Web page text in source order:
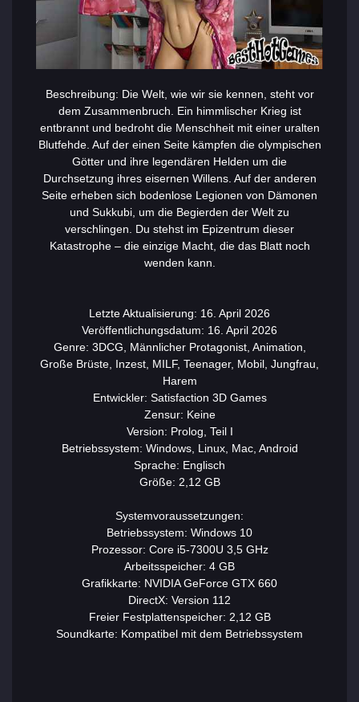
Beschreibung: Die Welt, wie wir sie kennen, steht vor
dem Zusammenbruch. Ein himmlischer Krieg ist
entbrannt und bedroht die Menschheit mit einer uralten
Blutfehde. Auf der einen Seite kämpfen die olympischen
Götter und ihre legendären Helden um die
Durchsetzung ihres eisernen Willens. Auf der anderen
Seite erheben sich bodenlose Legionen von Dämonen
und Sukkubi, um die Begierden der Welt zu
verschlingen. Du stehst im Epizentrum dieser
Katastrophe – die einzige Macht, die das Blatt noch
wenden kann.
Letzte Aktualisierung: 16. April 2026
Veröffentlichungsdatum: 16. April 2026
Genre: 3DCG, Männlicher Protagonist, Animation,
Große Brüste, Inzest, MILF, Teenager, Mobil, Jungfrau,
Harem
Entwickler: Satisfaction 3D Games
Zensur: Keine
Version: Prolog, Teil I
Betriebssystem: Windows, Linux, Mac, Android
Sprache: Englisch
Größe: 2,12 GB
Systemvoraussetzungen:
Betriebssystem: Windows 10
Prozessor: Core i5-7300U 3,5 GHz
Arbeitsspeicher: 4 GB
Grafikkarte: NVIDIA GeForce GTX 660
DirectX: Version 112
Freier Festplattenspeicher: 2,12 GB
Soundkarte: Kompatibel mit dem Betriebssystem